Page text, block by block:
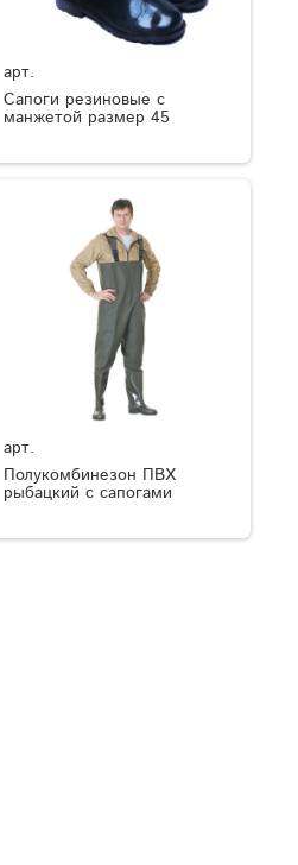
арт.
Сапоги резиновые с
манжетой размер 45
арт.
Полукомбинезон ПВХ
рыбацкий с сапогами